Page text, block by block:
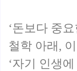
‘돈보다 중
철학 아래,
‘자기 인생